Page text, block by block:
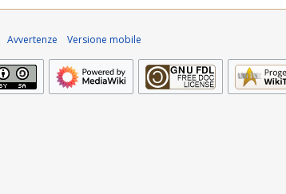
Avvertenze Versione mobile